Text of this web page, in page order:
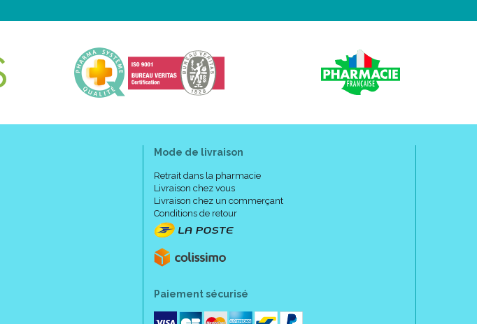
Mode de livraison
Retrait dans la pharmacie
Livraison chez vous
Livraison chez un commerçant
Conditions de retour
Paiement sécurisé